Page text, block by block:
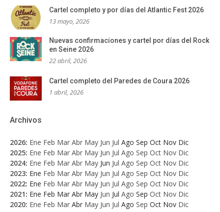
Cartel completo y por días del Atlantic Fest 2026
13 mayo, 2026
Nuevas confirmaciones y cartel por días del Rock
en Seine 2026
22 abril, 2026
Cartel completo del Paredes de Coura 2026
1 abril, 2026
Archivos
2026: Ene Feb Mar Abr May Jun Jul Ago Sep Oct Nov Dic
2025: Ene Feb Mar Abr May Jun Jul Ago Sep Oct Nov Dic
2024: Ene Feb Mar Abr May Jun Jul Ago Sep Oct Nov Dic
2023: Ene Feb Mar Abr May Jun Jul Ago Sep Oct Nov Dic
2022: Ene Feb Mar Abr May Jun Jul Ago Sep Oct Nov Dic
2021: Ene Feb Mar Abr May Jun Jul Ago Sep Oct Nov Dic
2020: Ene Feb Mar Abr May Jun Jul Ago Sep Oct Nov Dic